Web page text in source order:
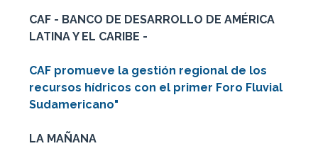
CAF - BANCO DE DESARROLLO DE AMÉRICA
LATINA Y EL CARIBE -
CAF promueve la gestión regional de los
recursos hídricos con el primer Foro Fluvial
Sudamericano"
LA MAÑANA